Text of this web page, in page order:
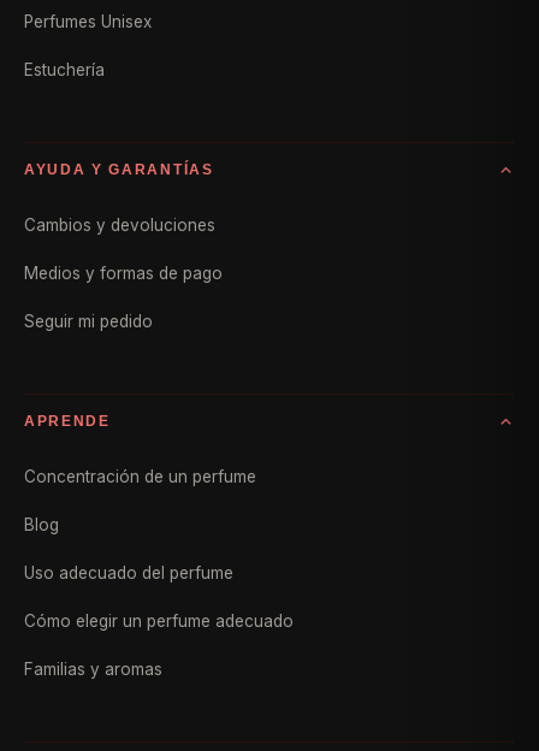
Perfumes Unisex
Estuchería
AYUDA Y GARANTÍAS
Cambios y devoluciones
Medios y formas de pago
Seguir mi pedido
APRENDE
Concentración de un perfume
Blog
Uso adecuado del perfume
Cómo elegir un perfume adecuado
Familias y aromas